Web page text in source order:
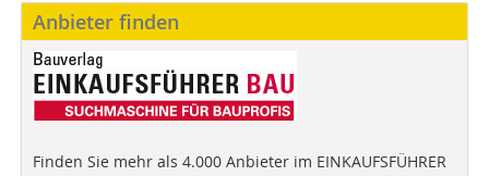
Anbieter finden
Finden Sie mehr als 4.000 Anbieter im EINKAUFSFÜHRER